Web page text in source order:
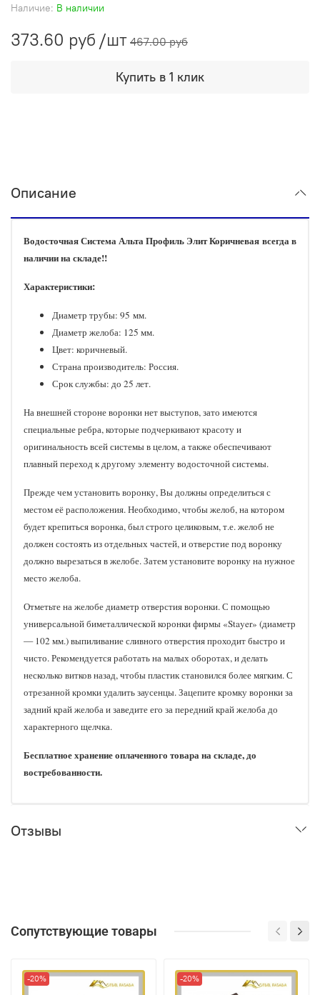
Наличие: В наличии
373.60 руб /шт 467.00 руб
Купить в 1 клик
Описание
Водосточная Система Альта Профиль Элит Коричневая всегда в
наличии на складе!!
Характеристики:
Диаметр трубы: 95 мм.
Диаметр желоба: 125 мм.
Цвет: коричневый.
Страна производитель: Россия.
Срок службы: до 25 лет.
На внешней стороне воронки нет выступов, зато имеются
специальные ребра, которые подчеркивают красоту и
оригинальность всей системы в целом, а также обеспечивают
плавный переход к другому элементу водосточной системы.
Прежде чем установить воронку, Вы должны определиться с
местом её расположения. Необходимо, чтобы желоб, на котором
будет крепиться воронка, был строго целиковым, т.е. желоб не
должен состоять из отдельных частей, и отверстие под воронку
должно вырезаться в желобе. Затем установите воронку на нужное
место желоба.
Отметьте на желобе диаметр отверстия воронки. С помощью
универсальной биметаллической коронки фирмы «Stayer» (диаметр
— 102 мм.) выпиливание сливного отверстия проходит быстро и
чисто. Рекомендуется работать на малых оборотах, и делать
несколько витков назад, чтобы пластик становился более мягким. С
отрезанной кромки удалить заусенцы. Зацепите кромку воронки за
задний край желоба и заведите его за передний край желоба до
характерного щелчка.
Бесплатное хранение оплаченного товара на складе, до
востребованности.
Отзывы
Сопутствующие товары
-20% -20%